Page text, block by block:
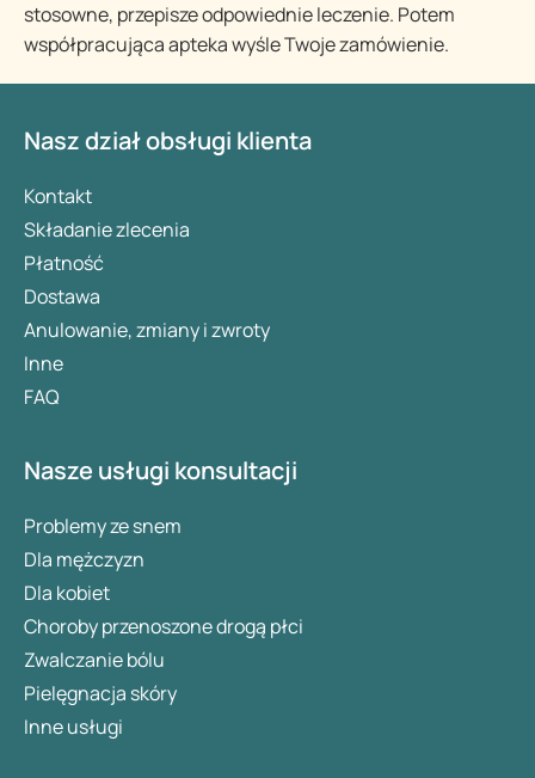
stosowne, przepisze odpowiednie leczenie. Potem
współpracująca apteka wyśle Twoje zamówienie.
Nasz dział obsługi klienta
Kontakt
Składanie zlecenia
Płatność
Dostawa
Anulowanie, zmiany i zwroty
Inne
FAQ
Nasze usługi konsultacji
Problemy ze snem
Dla mężczyzn
Dla kobiet
Choroby przenoszone drogą płci
Zwalczanie bólu
Pielęgnacja skóry
Inne usługi